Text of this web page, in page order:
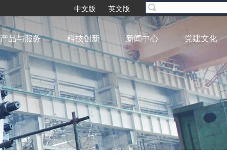
中文版 英文版
产品与服务 科技创新 新闻中心 党建文化